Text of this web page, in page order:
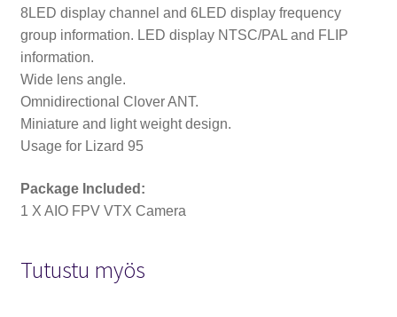
8LED display channel and 6LED display frequency
group information. LED display NTSC/PAL and FLIP
information.
Wide lens angle.
Omnidirectional Clover ANT.
Miniature and light weight design.
Usage for Lizard 95
Package Included:
1 X AIO FPV VTX Camera
Tutustu myös